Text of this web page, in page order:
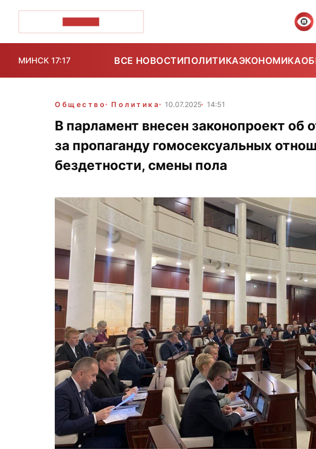
МИНСК 17:17 ВСЕ НОВОСТИПОЛИТИКАЭКОНОМИКА
Общество Политика 10.07.2025 14:51
В парламент внесен законопроект об
за пропаганду гомосексуальных
бездетности, смены пола